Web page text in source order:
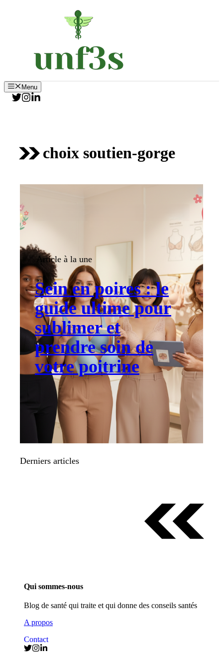
Menu
choix soutien-gorge
Article à la une
Sein en poires : le
guide ultime pour
sublimer et
prendre soin de
votre poitrine
Derniers articles
Qui sommes-nous
Blog de santé qui traite et qui donne des conseils santés
A propos
Contact